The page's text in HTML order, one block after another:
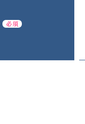
必須